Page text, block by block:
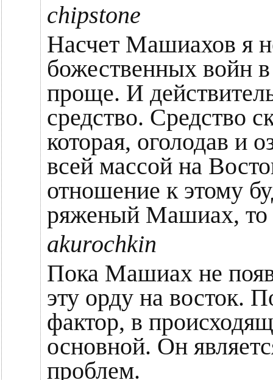
chipstone
Насчет Машиахов я
божественных войн
проще. И
средство. Средство
которая, оголодав и
всей массой на
отношение к этому
ряженый Машиах, то
akurochkin
Пока Машиах не
эту орду на восток.
фактор, в
основной. Он
проблем.